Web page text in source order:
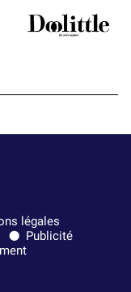
légales
Publicité